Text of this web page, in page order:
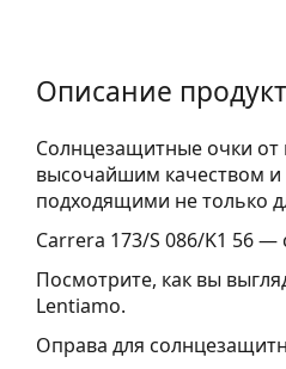
Описание
Солнцезащитные очки от
высочайшим качеством и
подходящими не только
Carrera 173/S 086/K1 56—
Посмотрите, как вы
Lentiamo.
Оправа для